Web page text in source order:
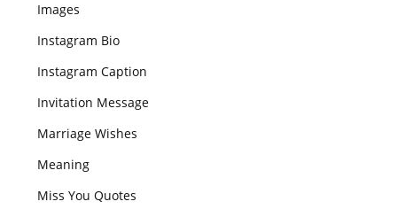
Images
Instagram Bio
Instagram Caption
Invitation Message
Marriage Wishes
Meaning
Miss You Quotes